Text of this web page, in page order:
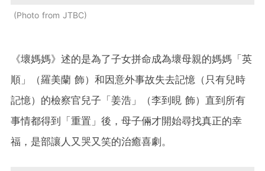
Photo from JTBC
《壞媽媽》述的是為了子女拼命成為壞母親的媽媽「英
順」（羅美蘭 飾）和因意外事故失去記憶（只有兒時
記憶）的檢察官兒子「姜浩」（李到晛 飾）直到所有
事情都得到「重置」後，母子倆才開始尋找真正的幸
福，是部讓人又哭又笑的治癒喜劇。